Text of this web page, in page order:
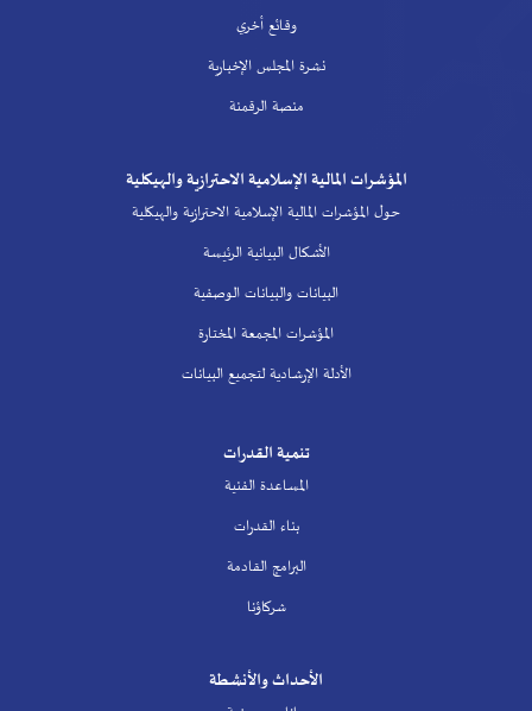
وقائع أخري
نشرة المجلس الإخبارية
منصة الرقمنة
المؤشرات المالية الإسلامية الاحترازية والهيكلية
حول المؤشرات المالية الإسلامية الاحترازية والهيكلية
الأشكال البيانية الرئيسة
البيانات والبيانات الوصفية
المؤشرات المجمعة المختارة
الأدلة الإرشادية لتجميع البيانات
تنمية القدرات
المساعدة الفنية
بناء القدرات
البرامج القادمة
شركاؤنا
الأحداث والأنشطة